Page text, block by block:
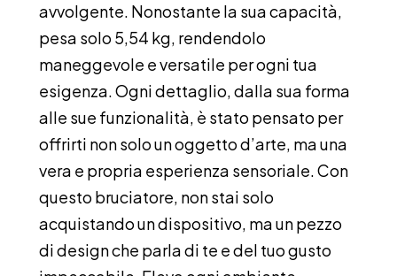
avvolgente. Nonostante la sua capacità,
pesa solo 5,54 kg, rendendolo
maneggevole e versatile per ogni tua
esigenza. Ogni dettaglio, dalla sua forma
alle sue funzionalità, è stato pensato per
offrirti non solo un oggetto d’arte, ma una
vera e propria esperienza sensoriale. Con
questo bruciatore, non stai solo
acquistando un dispositivo, ma un pezzo
di design che parla di te e del tuo gusto